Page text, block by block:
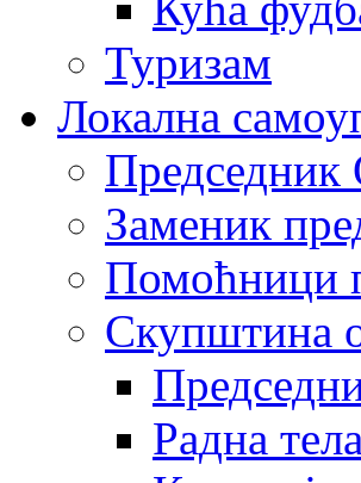
Туризам
Локална
Заменик
Помоћници
Скупштина
Радна